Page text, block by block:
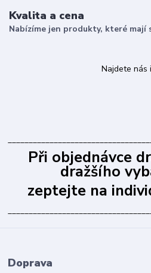
Kvalita a cena
Nabízíme jen produkty, které mají
Najdete nás
Při objednávce
dražšího
zeptejte na
Doprava